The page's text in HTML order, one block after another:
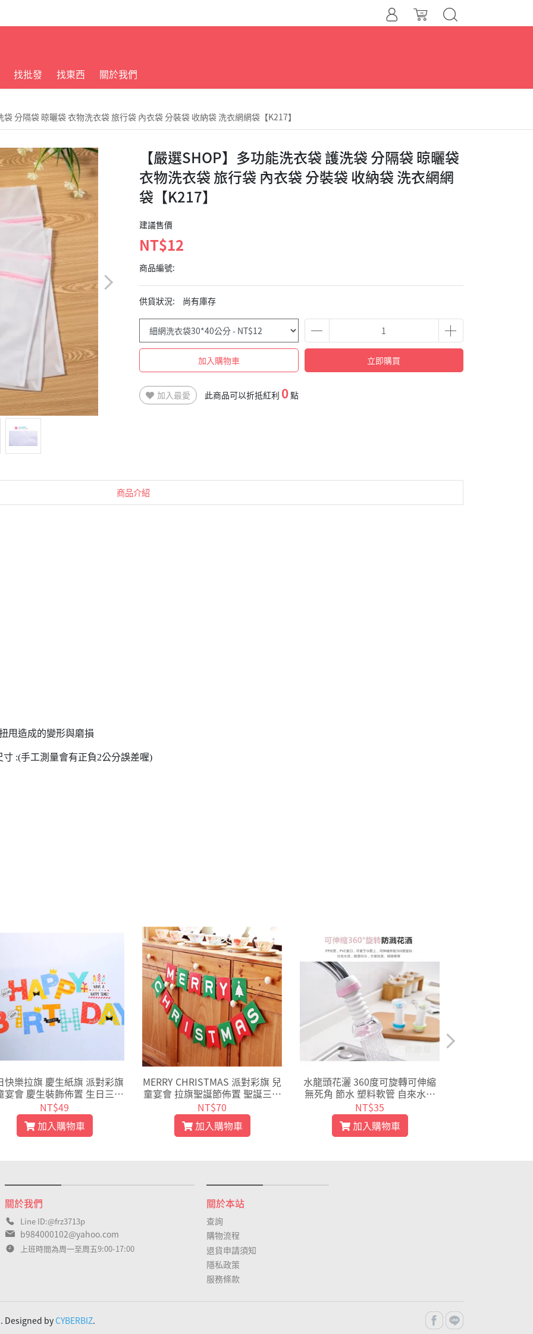
找批發 找東西 關於我們
分隔袋 晾曬袋 衣物洗衣袋 旅行袋 內衣袋 分裝袋 收納袋 洗衣網網袋【K217】
【嚴選SHOP】多功能洗衣袋 護洗袋 分隔袋 晾曬袋
衣物洗衣袋 旅行袋 內衣袋 分裝袋 收納袋 洗衣網網
袋【K217】
建議售價
NT$12
商品編號:
供貨狀況: 尚有庫存
加入購物車 立即購買
加入最愛 此商品可以折抵紅利 0點
商品介紹
甩造成的變形與磨損
:(手工測量會有正負2公分誤差喔)
快樂拉旗 慶生紙旗 派對彩旗
宴會 慶生裝飾佈置 生日三角
旗掛旗字母拉旗【L003】
NT$49
加入購物車
MERRY CHRISTMAS 派對彩旗 兒
童宴會 拉旗聖誕節佈置 聖誕三角
旗掛旗字母拉旗【L004】
NT$70
加入購物車
水龍頭花灑 360度可旋轉可伸縮
無死角 節水 塑料軟管 自來水過
濾嘴 廚房防濺水 【L007】
NT$35
加入購物車
關於我們
Line ID:@frz3713p
b984000102@yahoo.com
上班時間為周一至周五9:00-17:00
關於本站
查詢
購物流程
退貨申請須知
隱私政策
服務條款
Designed byCYBERBIZ.